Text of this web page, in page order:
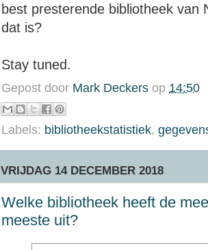
best presterende bibliotheek van
dat is?
Stay tuned.
Gepost door Mark Deckers op 14:50
Labels: bibliotheekstatistiek,
VRIJDAG 14 DECEMBER 2018
Welke bibliotheek heeft de
meeste uit?